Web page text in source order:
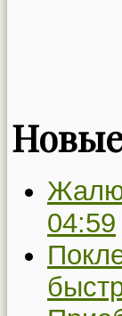
04:59